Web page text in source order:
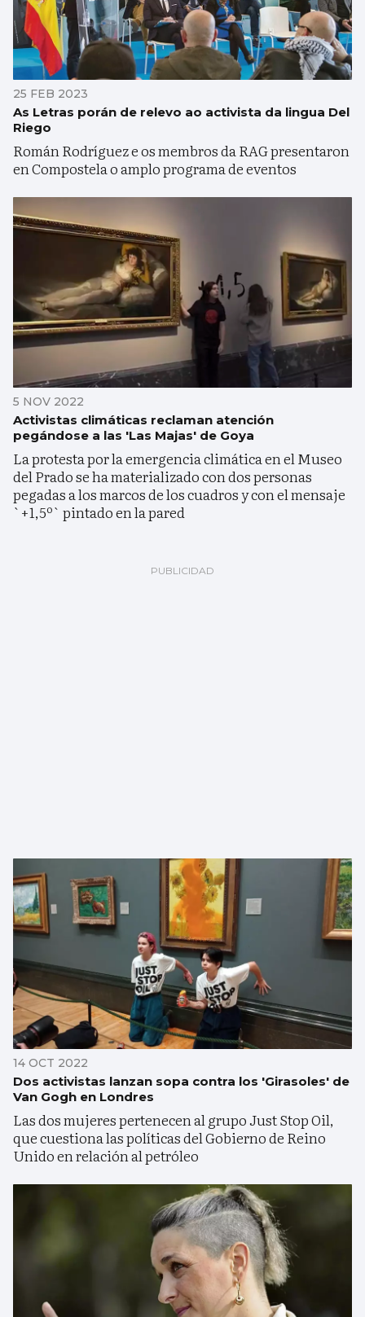
25 FEB 2023
As Letras porán de relevo ao activista da lingua Del
Riego
Román Rodríguez e os membros da RAG presentaron
en Compostela o amplo programa de eventos
5 NOV 2022
Activistas climáticas reclaman atención
pegándose a las 'Las Majas' de Goya
La protesta por la emergencia climática en el Museo
del Prado se ha materializado con dos personas
pegadas a los marcos de los cuadros y con el mensaje
`+1,5º` pintado en la pared
14 OCT 2022
Dos activistas lanzan sopa contra los 'Girasoles' de
Van Gogh en Londres
Las dos mujeres pertenecen al grupo Just Stop Oil,
que cuestiona las políticas del Gobierno de Reino
Unido en relación al petróleo